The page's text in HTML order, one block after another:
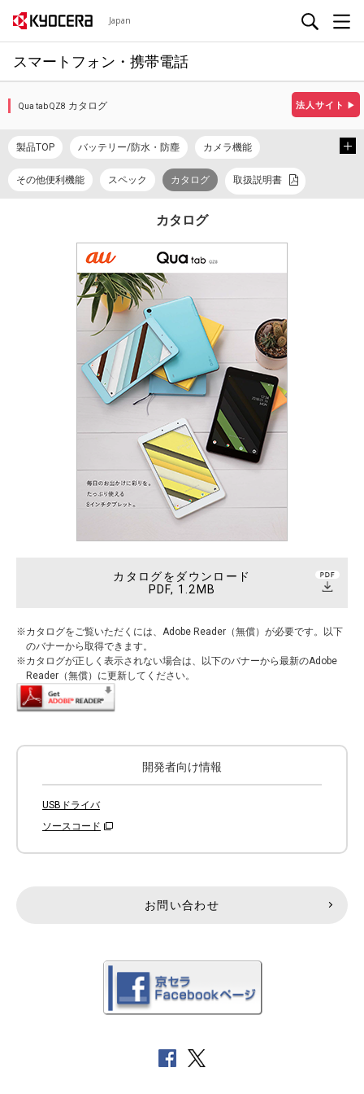
Japan
スマートフォン・携帯電話
法人サイト ▶
Qua tab QZ8 カタログ
製品TOP バッテリー/防水・防塵 カメラ機能
その他便利機能 スペック カタログ 取扱説明書
カタログ
カタログをダウンロード
PDF, 1.2MB
カタログをご覧いただくには、Adobe Reader（無償）が必要です。以下
のバナーから取得できます。
カタログが正しく表示されない場合は、以下のバナーから最新のAdobe
Reader（無償）に更新してください。
開発者向け情報
USBドライバ
ソースコード
お問い合わせ